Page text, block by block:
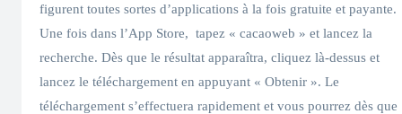
figurent toutes sortes d’applications à la fois gratuite et payante.
Une fois dans l’App Store, tapez « cacaoweb » et lancez la
recherche. Dès que le résultat apparaîtra, cliquez là-dessus et
lancez le téléchargement en appuyant « Obtenir ». Le
téléchargement s’effectuera rapidement et vous pourrez dès que